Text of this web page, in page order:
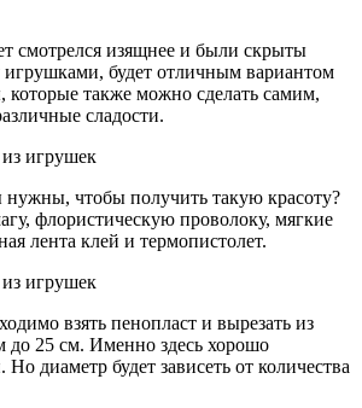
смотрелся изящнее и были скрыты
игрушками, будет отличным вариантом
которые также можно сделать самим,
сладости.
чтобы получить такую красоту?
флористическую проволоку, мягкие
лента клей и термопистолет.
взять пенопласт и вырезать из
до 25 см. Именно здесь хорошо
диаметр будет зависеть от количества